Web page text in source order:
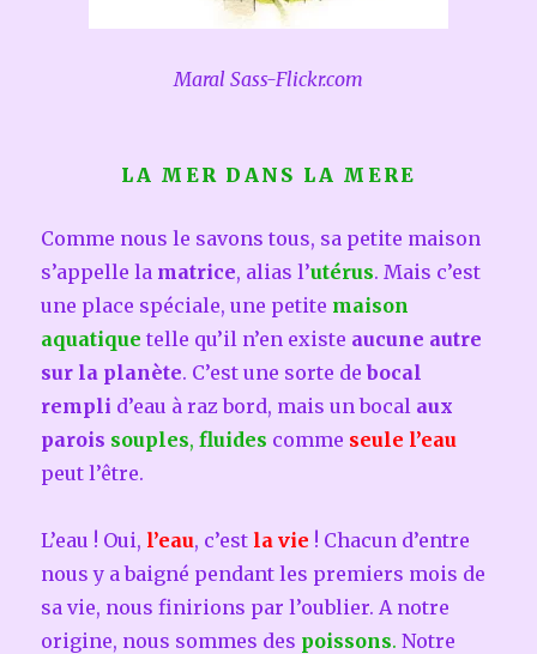
Maral Sass-Flickr.com
LA MER DANS LA MERE
Comme nous le savons tous, sa petite maison
s’appelle la matrice, alias l’utérus. Mais c’est
une place spéciale, une petite maison
aquatique telle qu’il n’en existe aucune autre
sur la planète. C’est une sorte debocal
rempli d’eau à raz bord, mais un bocal aux
parois souples,fluides comme seule l’eau
peut l’être.
L’eau ! Oui, l’eau, c’est la vie ! Chacun d’entre
nous y a baigné pendant les premiers mois de
sa vie, nous finirions par l’oublier. A notre
origine, nous sommes des poissons. Notre